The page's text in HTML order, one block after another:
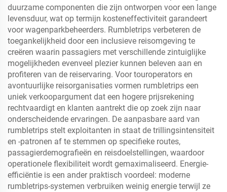
duurzame componenten die zijn ontworpen voor een lange
levensduur, wat op termijn kosteneffectiviteit garandeert
voor wagenparkbeheerders. Rumbletrips verbeteren de
toegankelijkheid door een inclusieve reisomgeving te
creëren waarin passagiers met verschillende zintuiglijke
mogelijkheden evenveel plezier kunnen beleven aan en
profiteren van de reiservaring. Voor touroperators en
avontuurlijke reisorganisaties vormen rumbletrips een
uniek verkoopargument dat een hogere prijsrekening
rechtvaardigt en klanten aantrekt die op zoek zijn naar
onderscheidende ervaringen. De aanpasbare aard van
rumbletrips stelt exploitanten in staat de trillingsintensiteit
en -patronen af te stemmen op specifieke routes,
passagierdemografieën en reisdoelstellingen, waardoor
operationele flexibiliteit wordt gemaximaliseerd. Energie-
efficiëntie is een ander praktisch voordeel: moderne
rumbletrips-systemen verbruiken weinig energie terwijl ze